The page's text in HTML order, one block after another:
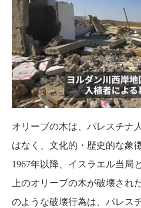
オリーブの木は、パレスチナ
はなく、文化的・歴史的な象
1967年以降、イスラエル当局
上のオリーブの木が破壊され
のような破壊行為は、パレス